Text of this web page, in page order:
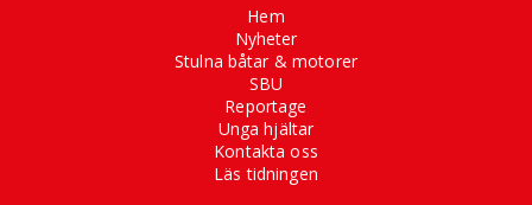
Hem
Nyheter
Stulna båtar & motorer
SBU
Reportage
Unga hjältar
Kontakta oss
Läs tidningen